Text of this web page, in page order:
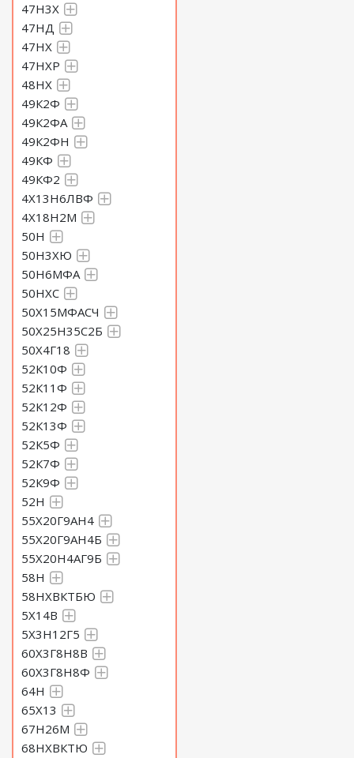
47Н3Х
47НД
47НХ
47НХР
48НХ
49К2Ф
49К2ФА
49К2ФН
49КФ
49КФ2
4Х13Н6ЛВФ
4Х18Н2М
50Н
50Н3ХЮ
50Н6МФА
50НХС
50Х15МФАСЧ
50Х25Н35С2Б
50Х4Г18
52К10Ф
52К11Ф
52К12Ф
52К13Ф
52К5Ф
52К7Ф
52К9Ф
52Н
55Х20Г9АН4
55Х20Г9АН4Б
55Х20Н4АГ9Б
58Н
58НХВКТБЮ
5Х14В
5Х3Н12Г5
60Х3Г8Н8В
60Х3Г8Н8Ф
64Н
65Х13
67Н26М
68НХВКТЮ